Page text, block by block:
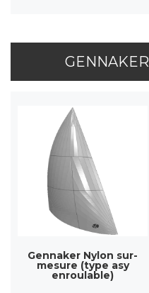
Gennaker Nylon sur-
mesure (type asy
enroulable)